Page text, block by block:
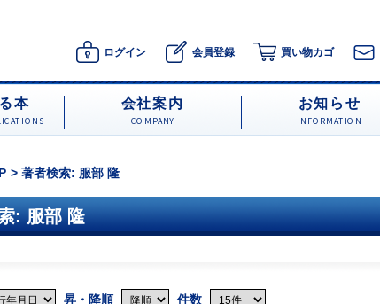
ログイン 会員登録 買い物カゴ
本 会社案内
COMPANY
お知らせ
INFORMATION
著者検索: 服部 隆
: 服部 隆
昇・降順 件数